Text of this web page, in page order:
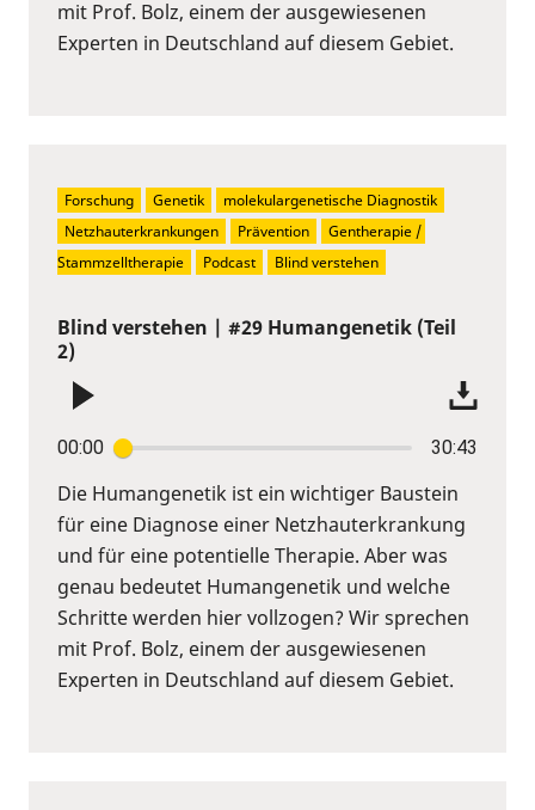
mit Prof. Bolz, einem der ausgewiesenen
Experten in Deutschland auf diesem Gebiet.
Blind verstehen | #29 Humangenetik (Teil
2)
00:00 30:43
Die Humangenetik ist ein wichtiger Baustein
für eine Diagnose einer Netzhauterkrankung
und für eine potentielle Therapie. Aber was
genau bedeutet Humangenetik und welche
Schritte werden hier vollzogen? Wir sprechen
mit Prof. Bolz, einem der ausgewiesenen
Experten in Deutschland auf diesem Gebiet.
Forschung Genetik
molekulargenetische Diagnostik
Netzhauterkrankungen
Prävention
Gentherapie /
Stammzelltherapie
Podcast Blind verstehen